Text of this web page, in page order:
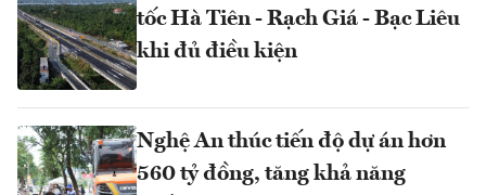
tốc Hà Tiên - Rạch Giá - Bạc Liêu
khi đủ điều kiện
Nghệ An thúc tiến độ dự án hơn
560 tỷ đồng, tăng khả năng